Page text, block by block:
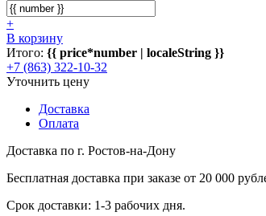
+
В корзину
Итого: {{ price*number | localeString }}
+7 (863) 322-10-32
Уточнить цену
Доставка
Оплата
Доставка по г. Ростов-на-Дону
Бесплатная доставка при заказе от 20 000
Срок доставки: 1-3 рабочих дня.